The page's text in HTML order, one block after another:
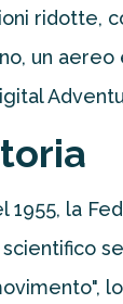
ridotte,
un
1955, la